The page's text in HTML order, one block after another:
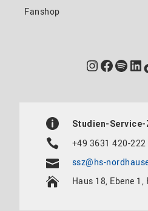
Fanshop
Studien-Service-
+49 3631 420-222
ssz@hs-
Haus 18, Ebene